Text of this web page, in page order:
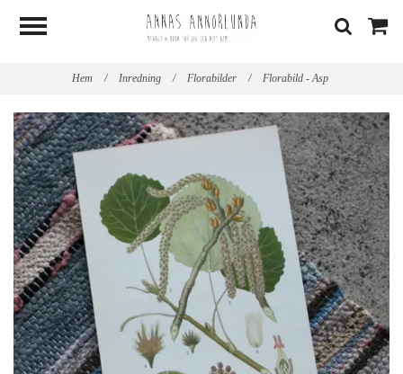
Hem / Inredning / Florabilder / Florabild - Asp